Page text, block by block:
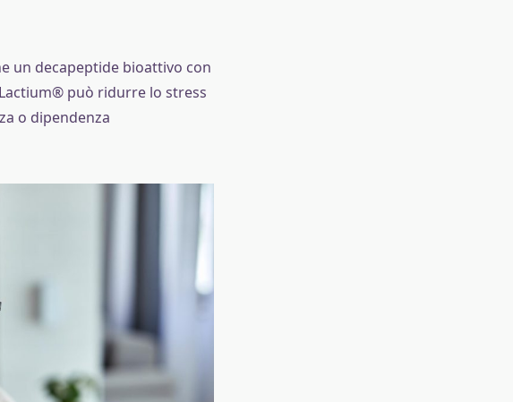
un decapeptide bioattivo con
può ridurre lo stress
o dipendenza